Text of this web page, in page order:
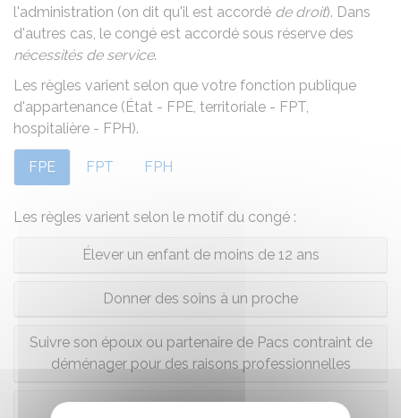
l'administration (on dit qu'il est accordé de droit). Dans
d'autres cas, le congé est accordé sous réserve des
nécessités de service.
Les règles varient selon que votre fonction publique
d'appartenance (État - FPE, territoriale - FPT,
hospitalière - FPH).
FPE FPT FPH
Les règles varient selon le motif du congé :
Élever un enfant de moins de 12 ans
Donner des soins à un proche
Suivre son époux ou partenaire de Pacs contraint de
déménager pour des raisons professionnelles
Adopter un enfant